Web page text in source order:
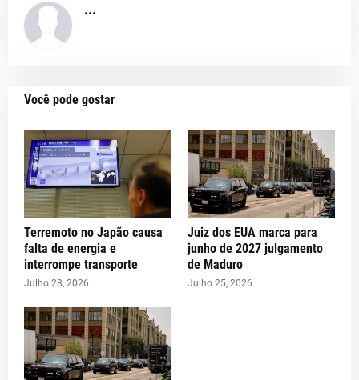
...
Você pode gostar
Terremoto no Japão causa
falta de energia e
interrompe transporte
Julho 28, 2026
Juiz dos EUA marca para
junho de 2027 julgamento
de Maduro
Julho 25, 2026